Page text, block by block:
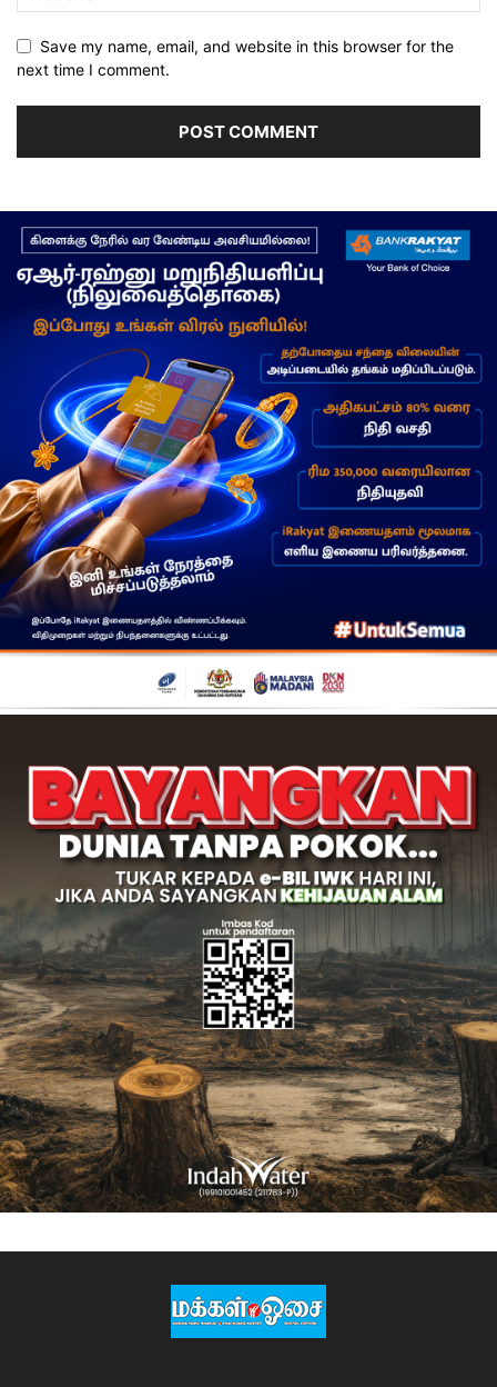
Save my name, email, and website in this browser for the
next time I comment.